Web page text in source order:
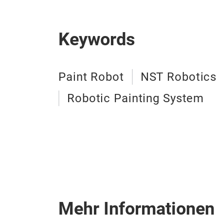
Keywords
Paint Robot
NST Robotics
Robotic Painting System
Mehr